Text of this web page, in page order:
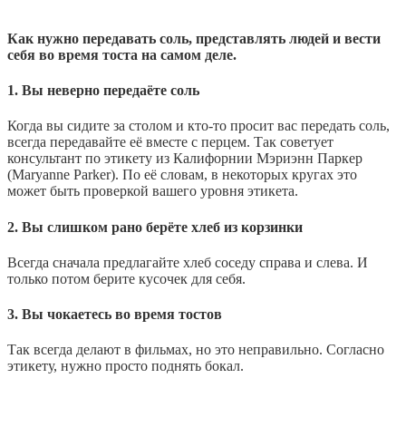
Как нужно передавать соль, представлять людей и вести
себя во время тоста на самом деле.
1. Вы неверно передаёте соль
Когда вы сидите за столом и кто-то просит вас передать соль,
всегда передавайте её вместе с перцем. Так советует
консультант по этикету из Калифорнии Мэриэнн Паркер
(Maryanne Parker). По её словам, в некоторых кругах это
может быть проверкой вашего уровня этикета.
2. Вы слишком рано берёте хлеб из корзинки
Всегда сначала предлагайте хлеб соседу справа и слева. И
только потом берите кусочек для себя.
3. Вы чокаетесь во время тостов
Так всегда делают в фильмах, но это неправильно. Согласно
этикету, нужно просто поднять бокал.